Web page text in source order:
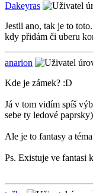
Dakeyras
Jestli ano, tak je to
kdy přidám či uberu
anarion
Kde je zámek? :D
Já v tom vidím spíš
sebe ty ledové
Ale je to fantasy a
Ps. Existuje ve fantasi